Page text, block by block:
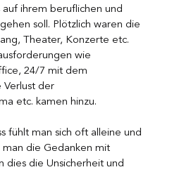
ihrem beruflichen und
soll. Plötzlich waren die
Theater, Konzerte etc.
wie
24/7 mit dem
Verlust der
etc. kamen hinzu.
fühlt man sich oft alleine und
man die Gedanken mit
dies die Unsicherheit und